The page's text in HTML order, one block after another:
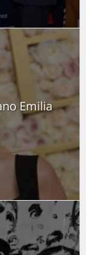
Emilia